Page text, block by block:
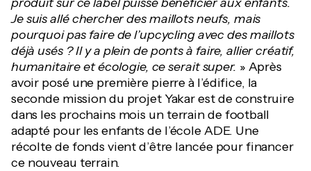
Je suis allé chercher des maillots neufs, mais
pourquoi pas faire de l’upcycling avec des maillots
déjà usés ? Il y a plein de ponts à faire, allier créatif,
humanitaire et écologie, ce serait super. » Après
avoir posé une première pierre à l’édifice, la
seconde mission du projet Yakar est de construire
dans les prochains mois un terrain de football
adapté pour les enfants de l’école ADE. Une
récolte de fonds vient d’être lancée pour financer
ce nouveau terrain.